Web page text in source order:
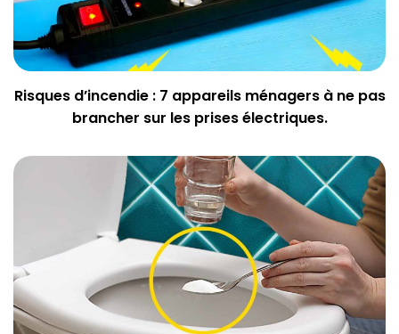
Risques d’incendie : 7 appareils ménagers à ne pas
brancher sur les prises électriques.